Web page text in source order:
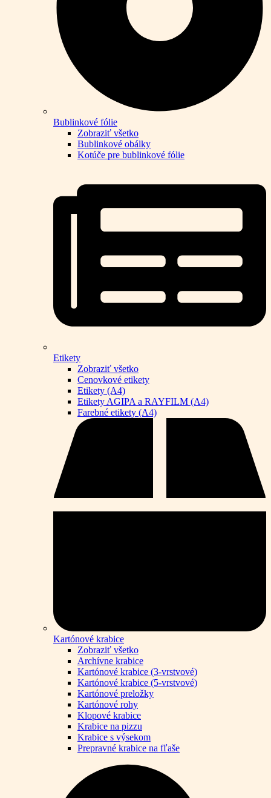
Bublinkové fólie
Zobraziť všetko
Bublinkové obálky
Kotúče pre bublinkové fólie
Etikety
Zobraziť všetko
Cenovkové etikety
Etikety (A4)
Etikety AGIPA a RAYFILM (A4)
Farebné etikety (A4)
Kartónové krabice
Zobraziť všetko
Archívne krabice
Kartónové krabice (3-vrstvové)
Kartónové krabice (5-vrstvové)
Kartónové preložky
Kartónové rohy
Klopové krabice
Krabice na pizzu
Krabice s výsekom
Prepravné krabice na fľaše